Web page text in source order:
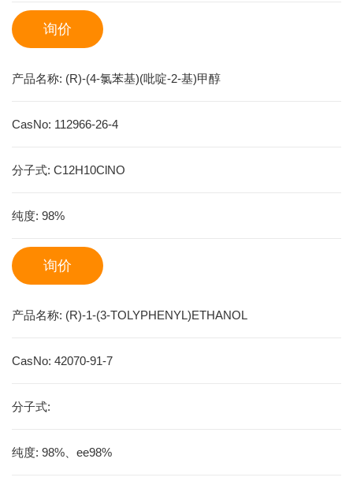
询价
产品名称: (R)-(4-氯苯基)(吡啶-2-基)甲醇
CasNo: 112966-26-4
分子式: C12H10ClNO
纯度: 98%
询价
产品名称: (R)-1-(3-TOLYPHENYL)ETHANOL
CasNo: 42070-91-7
分子式:
纯度: 98%、ee98%